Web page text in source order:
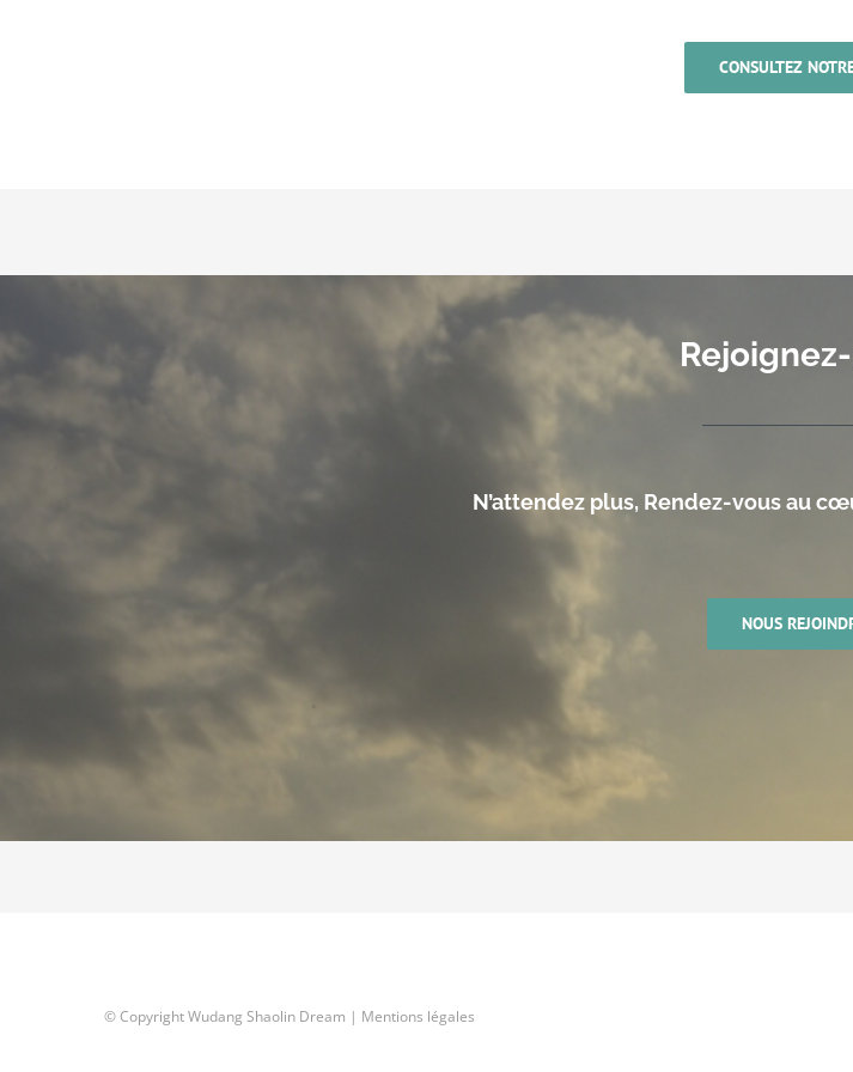
CONSULTEZ
N’attendez plus, Rendez-vous au
NOUS
© Copyright Wudang Shaolin Dream | Mentions légales